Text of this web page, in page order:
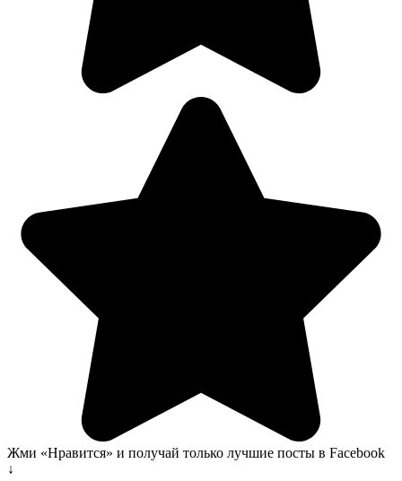
Жми «Нравится» и получай только лучшие посты в Facebook
↓